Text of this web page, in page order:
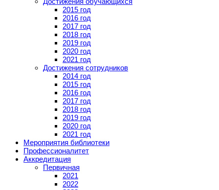
2015 год
2016 год
2017 год
2018 год
2019 год
2020 год
2021 год
Достижения сотрудников
2014 год
2015 год
2016 год
2017 год
2018 год
2019 год
2020 год
2021 год
Мероприятия библиотеки
Профессионалитет
Аккредитация
Первичная
2021
2022